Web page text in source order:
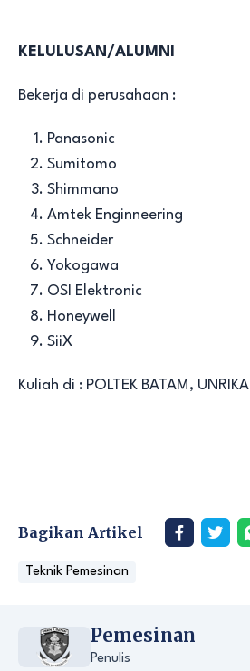
KELULUSAN/ALUMNI
Bekerja di perusahaan :
Panasonic
Sumitomo
Shimmano
Amtek Enginneering
Schneider
Yokogawa
OSI Elektronic
Honeywell
SiiX
Kuliah di : POLTEK BATAM, UNRIKA
Bagikan Artikel
Teknik Pemesinan
Pemesinan
Penulis